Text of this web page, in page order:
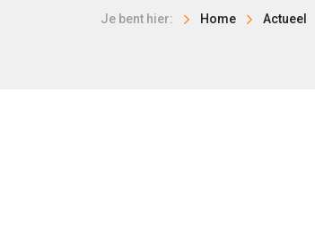
Je bent hier: Home Actueel